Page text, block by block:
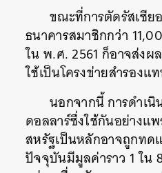
ขณะที่การตัดรัสเซีย
ธนาคารสมาชิกกว่า
ใน พ.ศ. 2561 ก็อาจส่งผ
ใช้เป็นโครงข่ายสำรอง
นอกจากนี้ การดำเนิ
ดอลลาร์ซึ่งใช้กันอย่างแ
สหรัฐเป็นหลักอาจถูกทด
ปัจจุบันมีมูลค่าราว 1 ใน